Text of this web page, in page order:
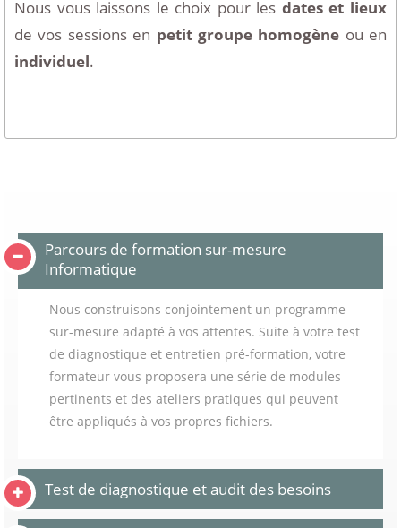
Nous vous laissons le choix pour les dates et lieux
de vos sessions en petit groupe homogène ou en
individuel.
Parcours de formation sur-mesure
Informatique
Nous construisons conjointement un programme
sur-mesure adapté à vos attentes. Suite à votre test
de diagnostique et entretien pré-formation, votre
formateur vous proposera une série de modules
pertinents et des ateliers pratiques qui peuvent
être appliqués à vos propres fichiers.
Test de diagnostique et audit des besoins